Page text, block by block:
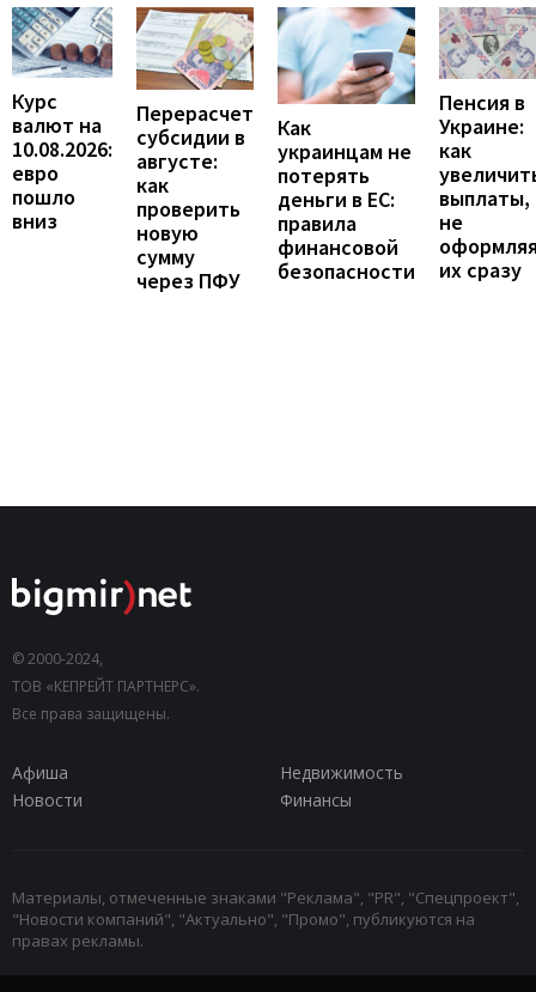
Курс
валют на
10.08.2026:
евро
пошло
вниз
Перерасчет
субсидии в
августе:
как
проверить
новую
сумму
через ПФУ
Как
украинцам не
потерять
деньги в ЕС:
правила
финансовой
безопасности
Пенсия в
Украине:
как
выплаты,
не
их сразу
© 2000-2024,
ТОВ «КЕПРЕЙТ ПАРТНЕРС».
Все права защищены.
Афиша
Недвижимость
Новости
Финансы
Материалы, отмеченные знаками "Реклама", "PR", "Спецпроект",
"Новости компаний", "Актуально", "Промо", публикуются на
правах рекламы.